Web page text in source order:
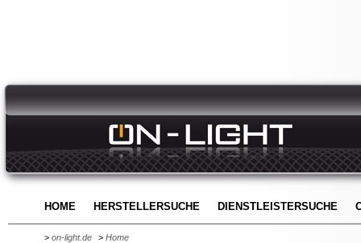
HOME HERSTELLERSUCHE DIENSTLEISTERSUCHE
> on-light.de > Home